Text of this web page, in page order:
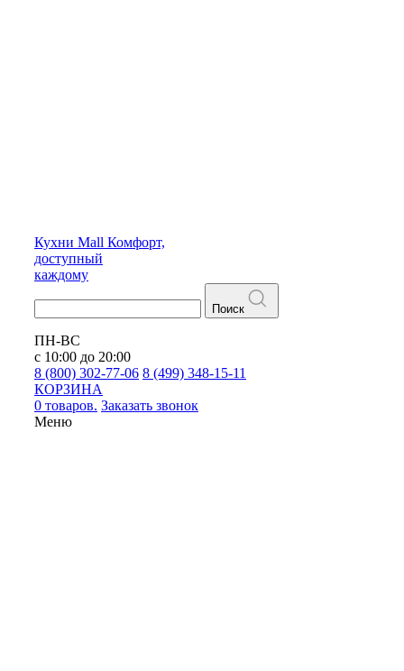
Кухни Mall Комфорт,
доступный
каждому
Поиск
ПН-ВС
с 10:00 до 20:00
8 (800) 302-77-06 8 (499) 348-15-11
КОРЗИНА
0 товаров. Заказать звонок
Меню